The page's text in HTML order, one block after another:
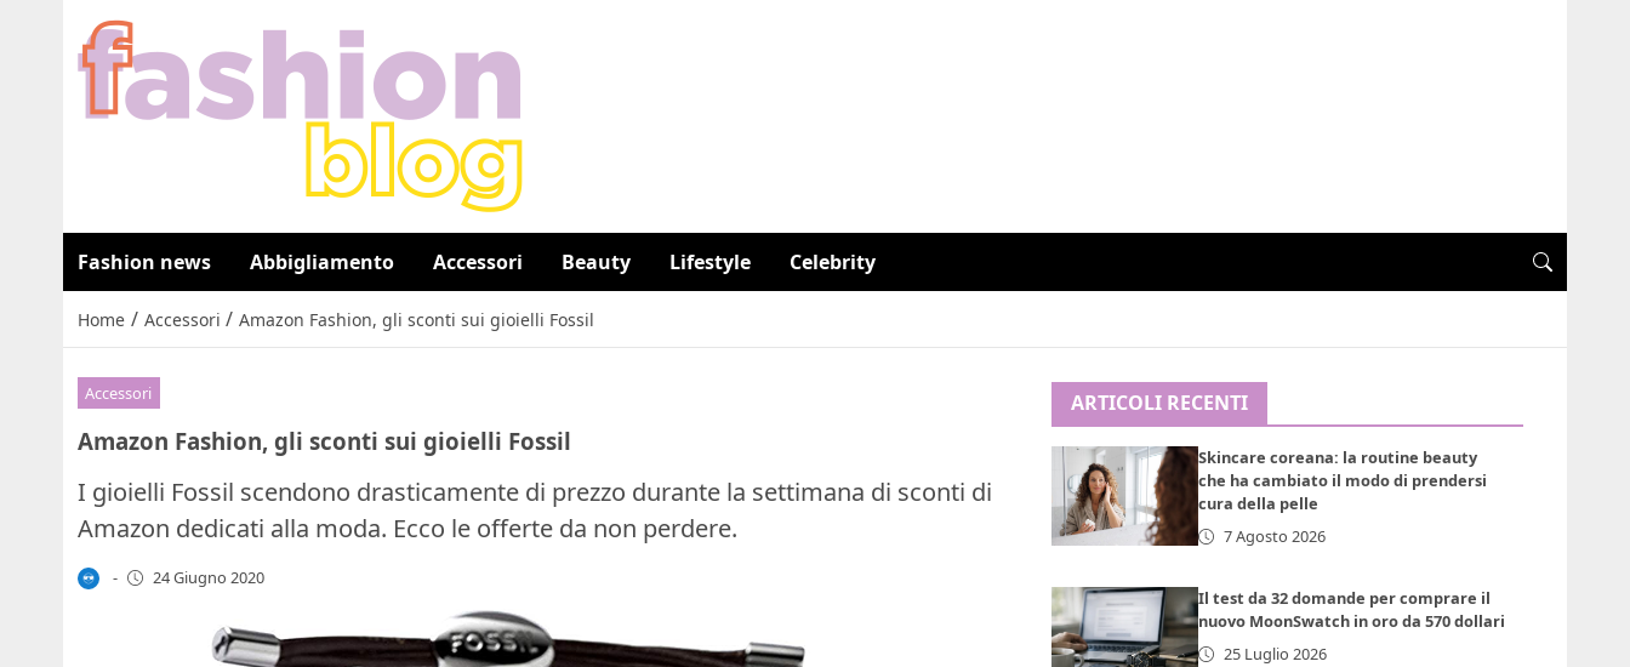
Fashion news Abbigliamento Accessori Beauty Lifestyle Celebrity
Home / Accessori / Amazon Fashion, gli sconti sui gioielli Fossil
Accessori
Amazon Fashion, gli sconti sui gioielli Fossil
I gioielli Fossil scendono drasticamente di prezzo durante la settimana di sconti di
Amazon dedicati alla moda. Ecco le offerte da non perdere.
- 24 Giugno 2020
ARTICOLI RECENTI
Skincare coreana: la routine beauty
che ha cambiato il modo di prendersi
cura della pelle
7 Agosto 2026
Il test da 32 domande per comprare il
nuovo MoonSwatch in oro da 570 dollari
25 Luglio 2026